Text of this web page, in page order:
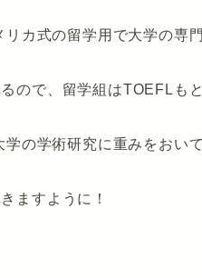
カ式の留学用で大学の専
ので、留学組はTOEFLも
の学術研究に重みをおいて
ますように！